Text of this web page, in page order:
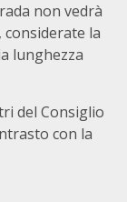
non vedrà
la
lunghezza
del Consiglio
con la